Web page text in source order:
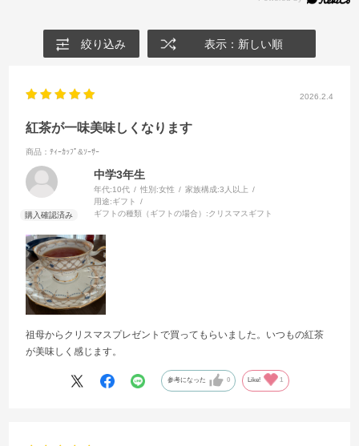
絞り込み 表示：新しい順
2026.2.4
紅茶が一味美味しくなります
商品：ﾃｨｰｶｯﾌﾟ&ｿｰｻｰ
中学3年生
年代:10代 性別:女性 家族構成:3人以上
用途:ギフト
ギフトの種類（ギフトの場合）:クリスマスギフト
祖母からクリスマスプレゼントで買ってもらいました。いつもの紅茶
が美味しく感じます。
参考になった 0 Like! 1